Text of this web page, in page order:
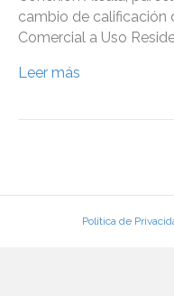
cambio de calificación
Comercial a Uso
Leer más
Política de